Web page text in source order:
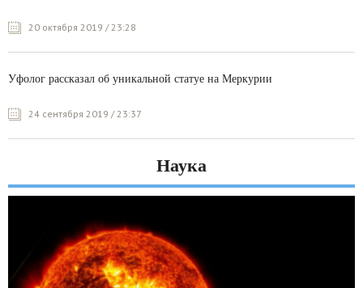
20 октября 2019 / 23:28
Уфолог рассказал об уникальной статуе на Меркурии
24 сентября 2019 / 23:37
Наука